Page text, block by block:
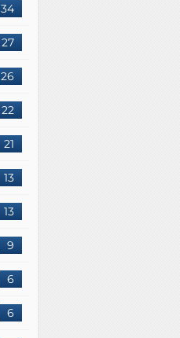
34
27
26
22
21
13
13
9
6
6